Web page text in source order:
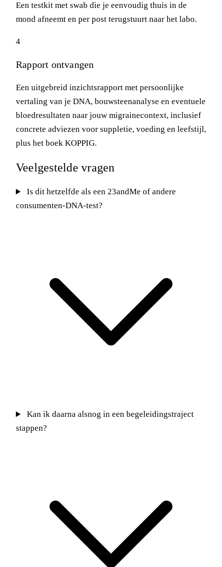
Een testkit met swab die je eenvoudig thuis in de
mond afneemt en per post terugstuurt naar het labo.
4
Rapport ontvangen
Een uitgebreid inzichtsrapport met persoonlijke
vertaling van je DNA, bouwsteenanalyse en eventuele
bloedresultaten naar jouw migrainecontext, inclusief
concrete adviezen voor suppletie, voeding en leefstijl,
plus het boek KOPPIG.
Veelgestelde vragen
Is dit hetzelfde als een 23andMe of andere
consumenten-DNA-test?
Kan ik daarna alsnog in een begeleidingstraject
stappen?